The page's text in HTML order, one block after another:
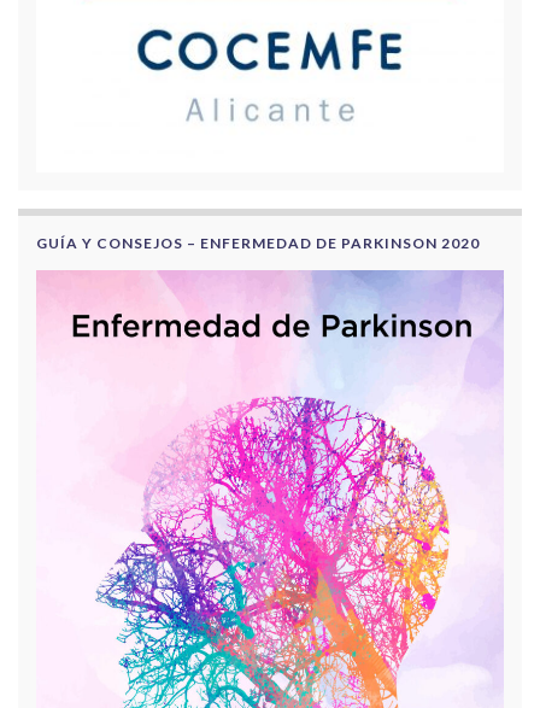
GUÍA Y CONSEJOS – ENFERMEDAD DE PARKINSON 2020